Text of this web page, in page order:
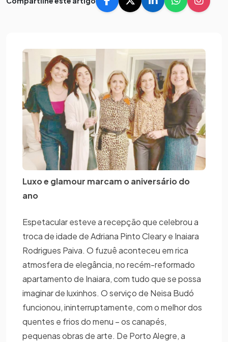
Luxo e glamour marcam o aniversário do
ano
Espetacular esteve a recepção que celebrou a
troca de idade de Adriana Pinto Cleary e Inaiara
Rodrigues Paiva. O fuzuê aconteceu em rica
atmosfera de elegância, no recém-reformado
apartamento de Inaiara, com tudo que se possa
imaginar de luxinhos. O serviço de Neisa Budó
funcionou, ininterruptamente, com o melhor dos
quentes e frios do menu – os canapés,
pequenas obras de arte. De Porto Alegre, a